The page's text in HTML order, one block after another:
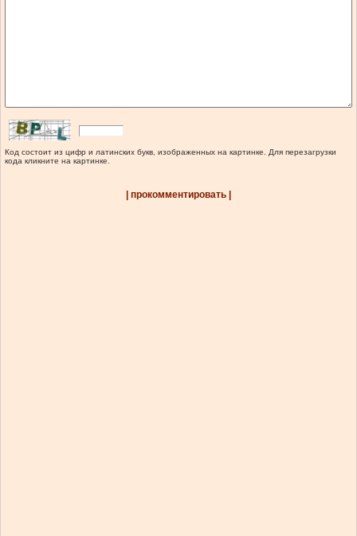
Код состоит из цифр и латинских букв, изображенных на картинке. Для перезагрузки
кода кликните на картинке.
| прокомментировать |